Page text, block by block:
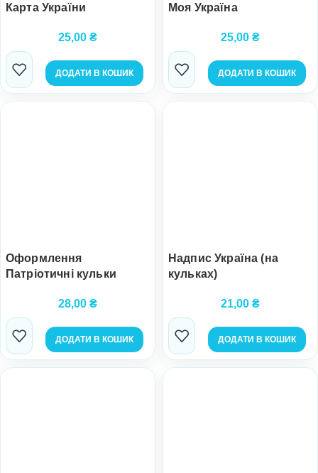
Карта України
25,00 ₴
ДОДАТИ В КОШИК
Моя Україна
25,00 ₴
ДОДАТИ В КОШИК
Оформлення
Патріотичні кульки
28,00 ₴
ДОДАТИ В КОШИК
Надпис Україна (на
кульках)
21,00 ₴
ДОДАТИ В КОШИК